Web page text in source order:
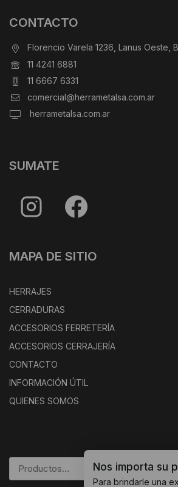
CONTACTO
Florencio Varela 1236, Lanus Oeste,
11 4241 6881
11 6667 6331
comercial@herrametalsa.com.ar
herrametalsa.com.ar
SUMATE
MAPA DE SITIO
HERRAJES
CERRADURAS
ACCESORIOS FERRETERÍA
ACCESORIOS CERRAJERÍA
CONTACTO
INFORMACIÓN ÚTIL
QUIENES SOMOS
Nos importa su
Para brindarle una